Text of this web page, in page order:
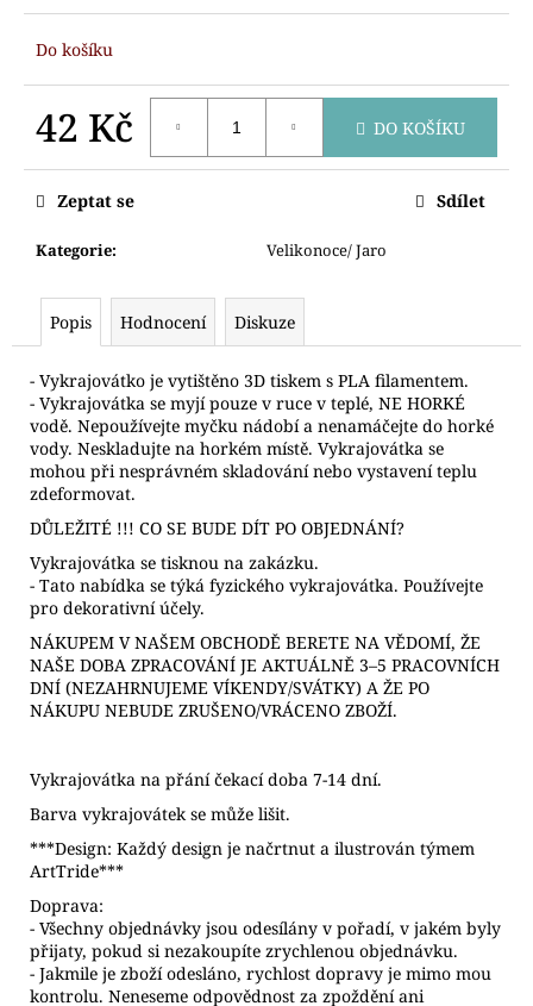
Do košíku
42 Kč DO KOŠÍKU
Kategorie: Velikonoce/ Jaro
Zeptat se Sdílet
Popis Hodnocení Diskuze
- Vykrajovátko je vytištěno 3D tiskem s PLA filamentem.
- Vykrajovátka se myjí pouze v ruce v teplé, NE HORKÉ
vodě. Nepoužívejte myčku nádobí a nenamáčejte do horké
vody. Neskladujte na horkém místě. Vykrajovátka se
mohou při nesprávném skladování nebo vystavení teplu
zdeformovat.
DŮLEŽITÉ !!! CO SE BUDE DÍT PO OBJEDNÁNÍ?
Vykrajovátka se tisknou na zakázku.
- Tato nabídka se týká fyzického vykrajovátka. Používejte
pro dekorativní účely.
NÁKUPEM V NAŠEM OBCHODĚ BERETE NA VĚDOMÍ, ŽE
NAŠE DOBA ZPRACOVÁNÍ JE AKTUÁLNĚ 3–5 PRACOVNÍCH
DNÍ (NEZAHRNUJEME VÍKENDY/SVÁTKY) A ŽE PO
NÁKUPU NEBUDE ZRUŠENO/VRÁCENO ZBOŽÍ.
Vykrajovátka na přání čekací doba 7-14 dní.
Barva vykrajovátek se může lišit.
***Design: Každý design je načrtnut a ilustrován týmem
ArtTride***
Doprava:
- Všechny objednávky jsou odesílány v pořadí, v jakém byly
přijaty, pokud si nezakoupíte zrychlenou objednávku.
- Jakmile je zboží odesláno, rychlost dopravy je mimo mou
kontrolu. Neneseme odpovědnost za zpoždění ani
e
m
e
VYKRAJOVÁTKO
ČEPICÍ
78